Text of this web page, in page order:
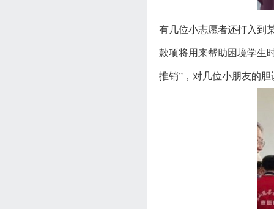
有几位小志愿者还打入到
款项将用来帮助困境学生
推销”，对几位小朋友的